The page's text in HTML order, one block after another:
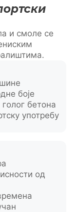
и смоле се
боје
бетона
употребу
од